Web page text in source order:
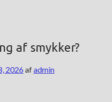
af smykker?
2026 afadmin